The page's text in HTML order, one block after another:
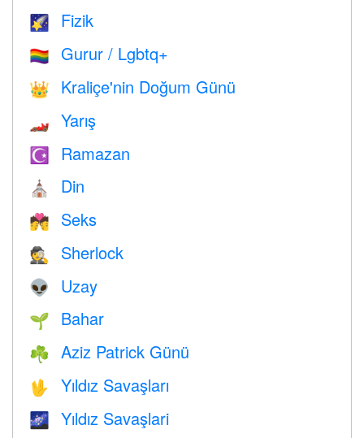
🌠 Fizik
🏳️‍🌈 Gurur / Lgbtq+
👑 Kraliçe'nin Doğum Günü
🏎 Yarış
☪️ Ramazan
⛪️ Din
💏 Seks
🕵️ Sherlock
👽 Uzay
🌱 Bahar
☘️ Aziz Patrick Günü
🖖 Yıldız Savaşları
🌌 Yıldız Savaşlari